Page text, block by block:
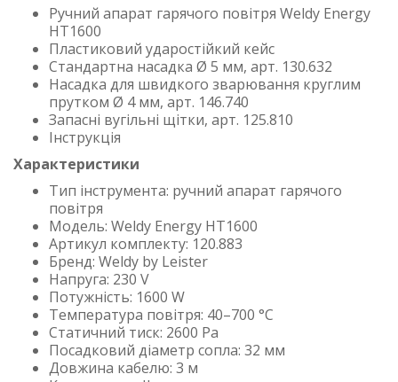
Ручний апарат гарячого повітря Weldy Energy
HT1600
Пластиковий ударостійкий кейс
Стандартна насадка Ø 5 мм, арт. 130.632
Насадка для швидкого зварювання круглим
прутком Ø 4 мм, арт. 146.740
Запасні вугільні щітки, арт. 125.810
Інструкція
Характеристики
Тип інструмента: ручний апарат гарячого
повітря
Модель: Weldy Energy HT1600
Артикул комплекту: 120.883
Бренд: Weldy by Leister
Напруга: 230 V
Потужність: 1600 W
Температура повітря: 40–700 °C
Статичний тиск: 2600 Pa
Посадковий діаметр сопла: 32 мм
Довжина кабелю: 3 м